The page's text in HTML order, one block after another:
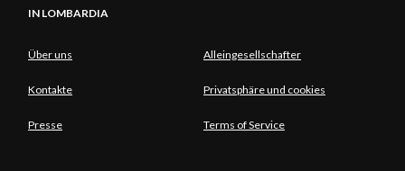
IN LOMBARDIA
Über uns Alleingesellschafter
Kontakte Privatsphäre und cookies
Presse Terms of Service